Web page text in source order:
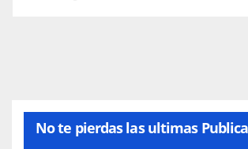
No te pierdas las ultimas